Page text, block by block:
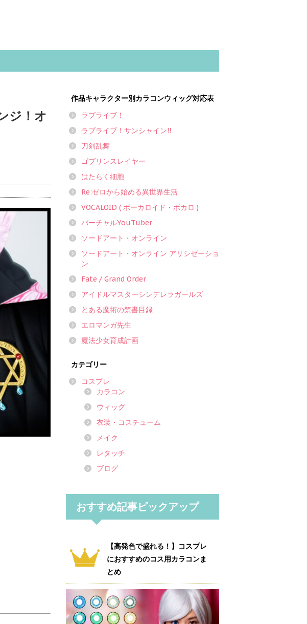
ジ！オ
作品キャラクター別カラコンウィッグ対応表
ラブライブ！
ラブライブ！サンシャイン!!
刀剣乱舞
ゴブリンスレイヤー
はたらく細胞
Re:ゼロから始める異世界生活
VOCALOID ( ボーカロイド・ボカロ )
バーチャルYouTuber
ソードアート・オンライン
ソードアート・オンライン アリシゼーショ
ン
Fate / Grand Order
アイドルマスターシンデレラガールズ
とある魔術の禁書目録
エロマンガ先生
魔法少女育成計画
カテゴリー
コスプレ
カラコン
ウィッグ
衣装・コスチューム
メイク
レタッチ
ブログ
おすすめ記事ピックアップ
【高発色で盛れる！】コスプレ
におすすめのコス用カラコンま
とめ